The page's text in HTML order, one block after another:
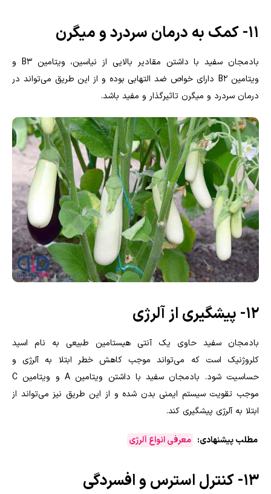
۱۱- کمک به درمان سردرد و میگرن
بادمجان سفید با داشتن مقادیر بالایی از نیاسین، ویتامینB3 و
ویتامین B2دارای خواص ضد التهابی بوده و از این طریق می‌تواند در
درمان سردرد و میگرن تاثیرگذار و مفید باشد.
۱۲- پیشگیری از آلرژی
بادمجان سفید حاوی یک آنتی هیستامین طبیعی به نام اسید
کلروژنیک است که می‌تواند موجب کاهش خطر ابتلا به آلرژی و
حساسیت شود. بادمجان سفید با داشتن ویتامینA و ویتامین C
موجب تقویت سیستم ایمنی بدن شده و از این طریق نیز می‌تواند از
ابتلا به آلرژی پیشگیری کند.
مطلب پیشنهادی: معرفی انواع آلرژی
۱۳- کنترل استرس و افسردگی